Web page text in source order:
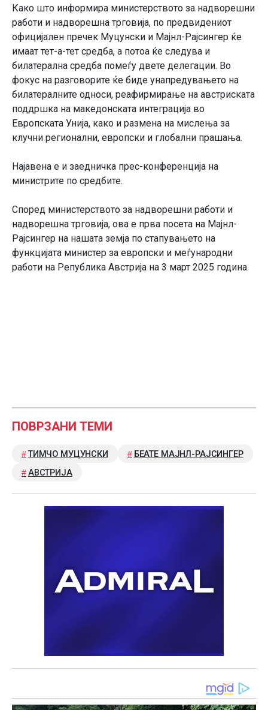
Како што информира министерството за надворешни
работи и надворешна трговија, по предвидениот
официјален пречек Муцунски и Мајнл-Рајсингер ќе
имаат тет-а-тет средба, а потоа ќе следува и
билатерална средба помеѓу двете делегации. Во
фокус на разговорите ќе биде унапредувањето на
билатералните односи, реафирмирање на австриската
поддршка на македонската интеграција во
Европската Унија, како и размена на мислења за
клучни регионални, европски и глобални прашања.
Најавена е и заедничка прес-конференција на
министрите по средбите.
Според министерството за надворешни работи и
надворешна трговија, ова е прва посета на Мајнл-
Рајсингер на нашата земја по стапувањето на
функцијата министер за европски и меѓународни
работи на Република Австрија на 3 март 2025 година.
ПОВРЗАНИ ТЕМИ
ТИМЧО МУЦУНСКИ
БЕАТЕ МАЈНЛ-РАЈСИНГЕР
АВСТРИЈА